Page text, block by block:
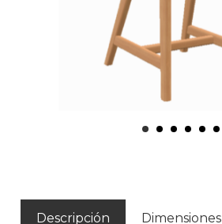
Descripción Dimensiones